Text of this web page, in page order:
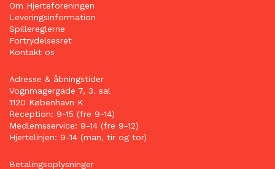
Om Hjerteforeningen
Leveringsinformation
Spillereglerne
Fortrydelsesret
Kontakt os
Adresse & åbningstider
Vognmagergade 7, 3. sal
1120 København K
Reception: 9-15 (fre 9-14)
Medlemsservice: 9-14 (fre 9-12)
Hjertelinjen: 9-14 (man, tir og tor)
Betalingsoplysninger